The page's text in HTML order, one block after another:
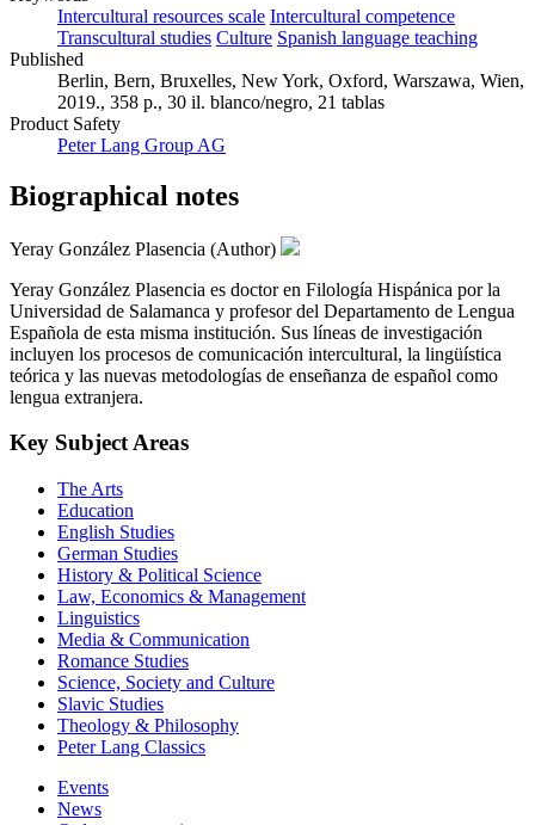
Intercultural resources scale Intercultural competence
Transcultural studies Culture Spanish language teaching
Published
Berlin, Bern, Bruxelles, New York, Oxford, Warszawa, Wien,
2019., 358 p., 30 il. blanco/negro, 21 tablas
Product Safety
Peter Lang Group AG
Biographical notes
Yeray González Plasencia (Author)
Yeray González Plasencia es doctor en Filología Hispánica por la
Universidad de Salamanca y profesor del Departamento de Lengua
Española de esta misma institución. Sus líneas de investigación
incluyen los procesos de comunicación intercultural, la lingüística
teórica y las nuevas metodologías de enseñanza de español como
lengua extranjera.
Key Subject Areas
The Arts
Education
English Studies
German Studies
History & Political Science
Law, Economics & Management
Linguistics
Media & Communication
Romance Studies
Science, Society and Culture
Slavic Studies
Theology & Philosophy
Peter Lang Classics
Events
News